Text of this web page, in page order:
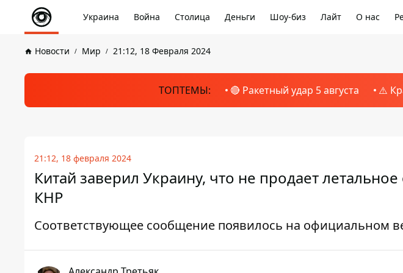
Украина Война Столица Деньги Шоу-биз Лайт О нас
Новости Мир 21:12, 18 Февраля 2024
ТОПТЕМЫ: 🔴 Ракетный удар 5 августа ⚠️
21:12, 18 февраля 2024
Китай заверил Украину, что не продает
КНР
Соответствующее сообщение появилось на официальном